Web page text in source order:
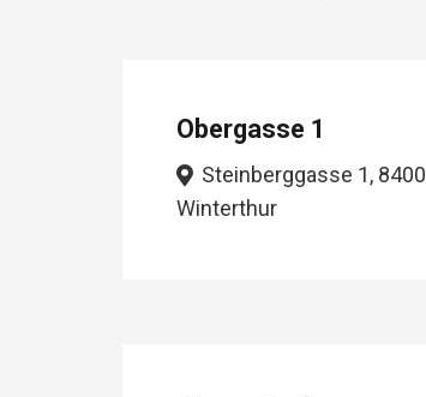
Obergasse 1
Steinberggasse 1, 8400
Winterthur